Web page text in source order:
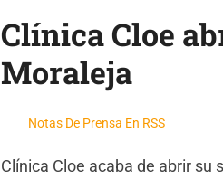
Clínica Cloe
Moraleja
Notas De Prensa En RSS
Clínica Cloe acaba de abrir